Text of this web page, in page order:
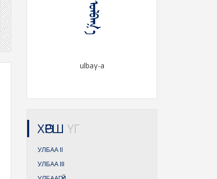
ᠤᠯᠪᠠᠭ᠎ᠠ
ulbaγ-a
ХӨРШ ҮГ
УЛБААII
УЛБААIII